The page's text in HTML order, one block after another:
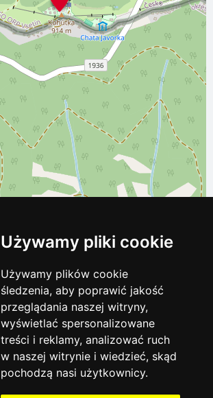
Używamy pliki cookie
Używamy plików cookie
śledzenia, aby poprawić jakość
przeglądania naszej witryny,
wyświetlać spersonalizowane
treści i reklamy, analizować ruch
w naszej witrynie i wiedzieć, skąd
pochodzą nasi użytkownicy.
Leaflet | ©OpenStreetMapcontributors